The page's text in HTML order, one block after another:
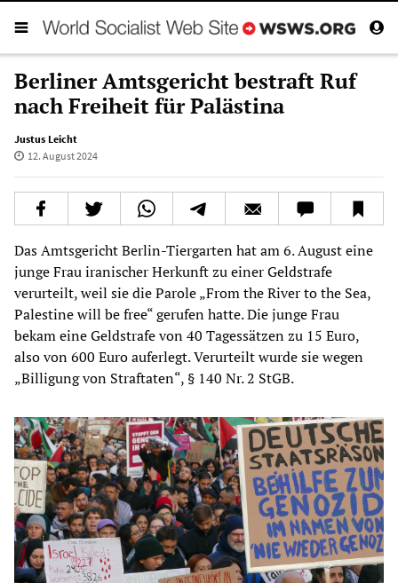
Berliner Amtsgericht bestraft Ruf
nach Freiheit für Palästina
Justus Leicht
12. August 2024
Das Amtsgericht Berlin-Tiergarten hat am 6. August eine
junge Frau iranischer Herkunft zu einer Geldstrafe
verurteilt, weil sie die Parole „From the River to the Sea,
Palestine will be free“ gerufen hatte. Die junge Frau
bekam eine Geldstrafe von 40 Tagessätzen zu 15 Euro,
also von 600 Euro auferlegt. Verurteilt wurde sie wegen
„Billigung von Straftaten“, § 140 Nr. 2 StGB.